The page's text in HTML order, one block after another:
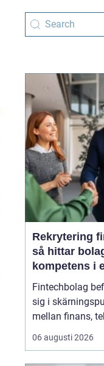
Rekrytering
så hittar
kompetens i
reglerad och
bransch
Fintechbolag
sig i
mellan finans,
innovation.
högt,
06 augusti 2026